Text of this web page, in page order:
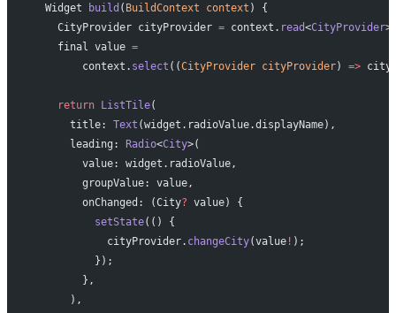
  Widget
build ( BuildContext context ) {
    CityProvider cityProvider
= context. read<CityProvider
    final value
=
        context.
select ((CityProvider cityProvider) =>
    return
ListTile(
      title:
Text (widget.radioValue.displayName),
      leading:
Radio<City>(
        value: widget.radioValue,
        groupValue: value,
        onChanged: (City
? value) {
          setState
(() {
            cityProvider.
changeCity(value! );
          });
        },
      ),